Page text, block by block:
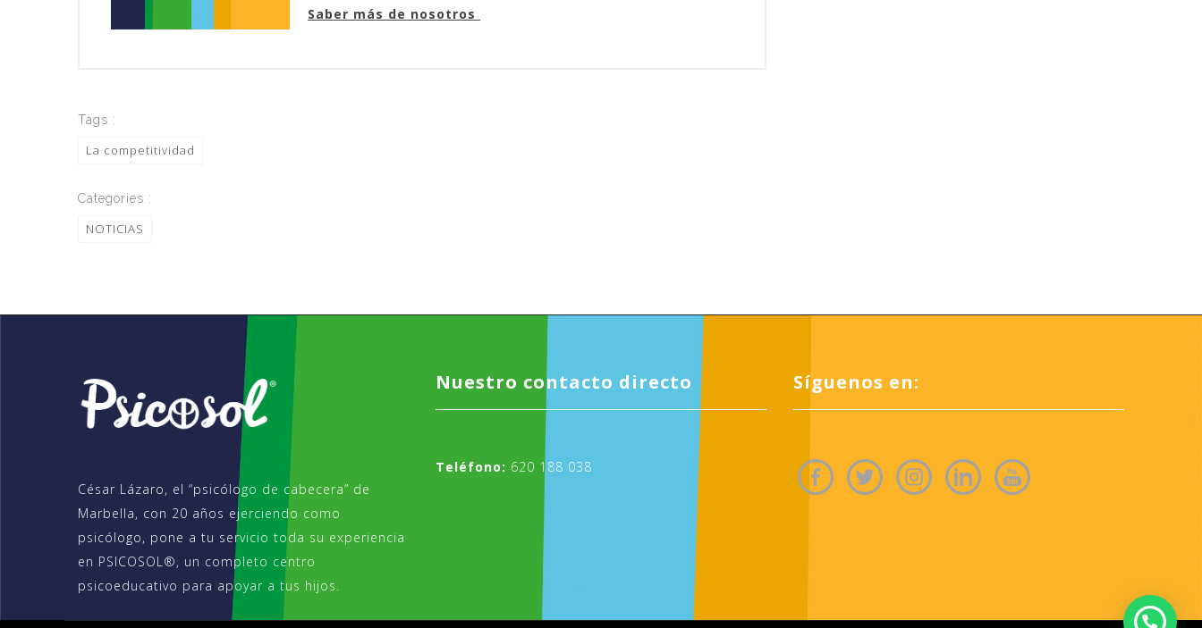
Saber más de nosotros
Tags :
La competitividad
Categories :
NOTICIAS
César Lázaro, el “psicólogo de cabecera” de
Marbella, con 20 años ejerciendo como
psicólogo, pone a tu servicio toda su experiencia
en PSICOSOL®, un completo centro
psicoeducativo para apoyar a tus hijos.
Nuestro contacto directo
Teléfono: 620 188 038
Síguenos en: